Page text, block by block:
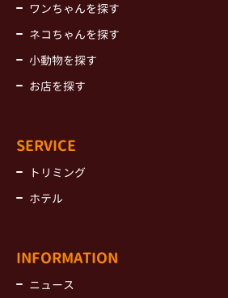
ワンちゃんを探す
ネコちゃんを探す
小動物を探す
お店を探す
SERVICE
トリミング
ホテル
INFORMATION
ニュース